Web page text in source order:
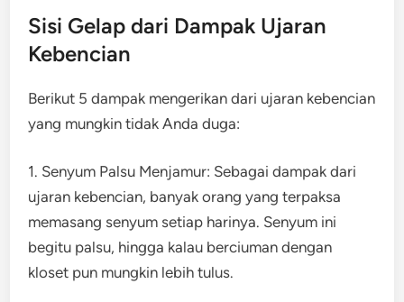
Sisi Gelap dari Dampak Ujaran
Kebencian
Berikut 5 dampak mengerikan dari ujaran kebencian
yang mungkin tidak Anda duga:
1. Senyum Palsu Menjamur: Sebagai dampak dari
ujaran kebencian, banyak orang yang terpaksa
memasang senyum setiap harinya. Senyum ini
begitu palsu, hingga kalau berciuman dengan
kloset pun mungkin lebih tulus.